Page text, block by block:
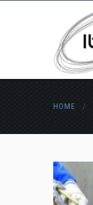
HOME /